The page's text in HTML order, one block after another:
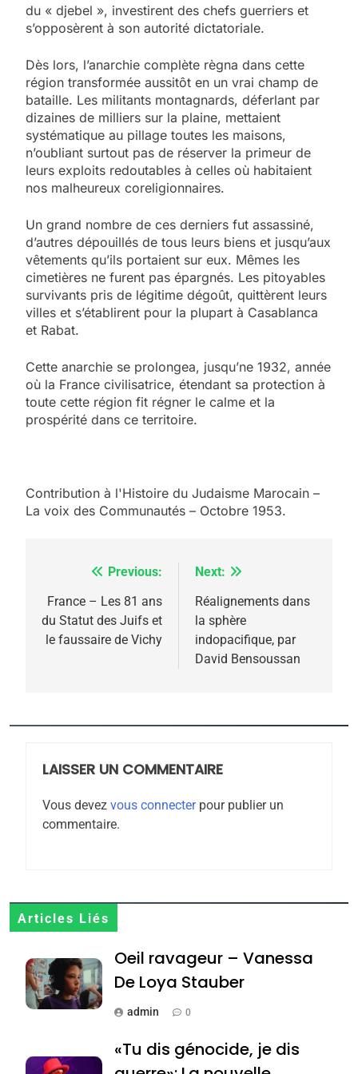
du « djebel », investirent des chefs guerriers et
s’opposèrent à son autorité dictatoriale.
Dès lors, l’anarchie complète règna dans cette
région transformée aussitôt en un vrai champ de
bataille. Les militants montagnards, déferlant par
dizaines de milliers sur la plaine, mettaient
systématique au pillage toutes les maisons,
n’oubliant surtout pas de réserver la primeur de
leurs exploits redoutables à celles où habitaient
nos malheureux coreligionnaires.
Un grand nombre de ces derniers fut assassiné,
d’autres dépouillés de tous leurs biens et jusqu’aux
vêtements qu’ils portaient sur eux. Mêmes les
cimetières ne furent pas épargnés. Les pitoyables
survivants pris de légitime dégoût, quittèrent leurs
villes et s’établirent pour la plupart à Casablanca
et Rabat.
Cette anarchie se prolongea, jusqu’ne 1932, année
où la France civilisatrice, étendant sa protection à
toute cette région fit régner le calme et la
prospérité dans ce territoire.
Contribution à l'Histoire du Judaisme Marocain –
La voix des Communautés – Octobre 1953.
Navigation
de
l’article
Previous:
France – Les 81 ans
du Statut des Juifs et
le faussaire de Vichy
Next:
Réalignements dans
la sphère
indopacifique, par
David Bensoussan
LAISSER UN COMMENTAIRE
Vous devez vous connecterpour publier un
commentaire.
Articles Liés
Oeil ravageur – Vanessa
De Loya Stauber
admin 0
«Tu dis génocide, je dis
5
2025, l’année la plus
rapport d’ADL contre
l’antisémitisme
ISRAÉL
6
FIÈRE, DIGNE ET RÉSILIENTE :
POURQUOI JE REVENDIQUE
MA JUDAÏTE par Thérèse
JUDAISME
CE QUI NOUS MANQUE –
JUDAISME
8
du terroir
1
De Loya Stauber
CINEMA ISRAÉL
«Tu dis génocide, je dis
guerre»: La nouvelle